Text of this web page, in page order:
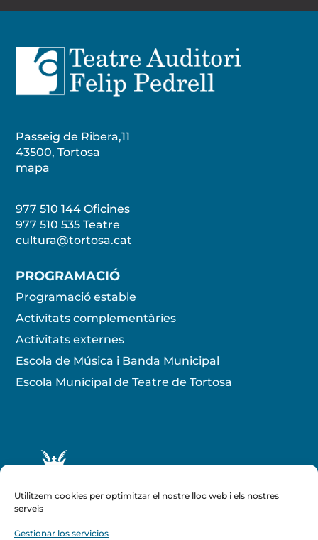
Utilitzem cookies per optimitzar el nostre lloc web i els nostres
serveis
Gestionar los servicios
Passeig de Ribera,11
43500, Tortosa
mapa
977 510 144 Oficines
977 510 535 Teatre
cultura@tortosa.cat
PROGRAMACIÓ
Programació estable
Activitats complementàries
Activitats externes
Escola de Música i Banda Municipal
Escola Municipal de Teatre de Tortosa